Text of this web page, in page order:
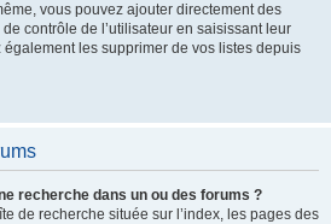
vous pouvez ajouter directement des
contrôle de l’utilisateur en saisissant leur
également les supprimer de vos listes depuis
recherche dans un ou des forums ?
de recherche située sur l’index, les pages des